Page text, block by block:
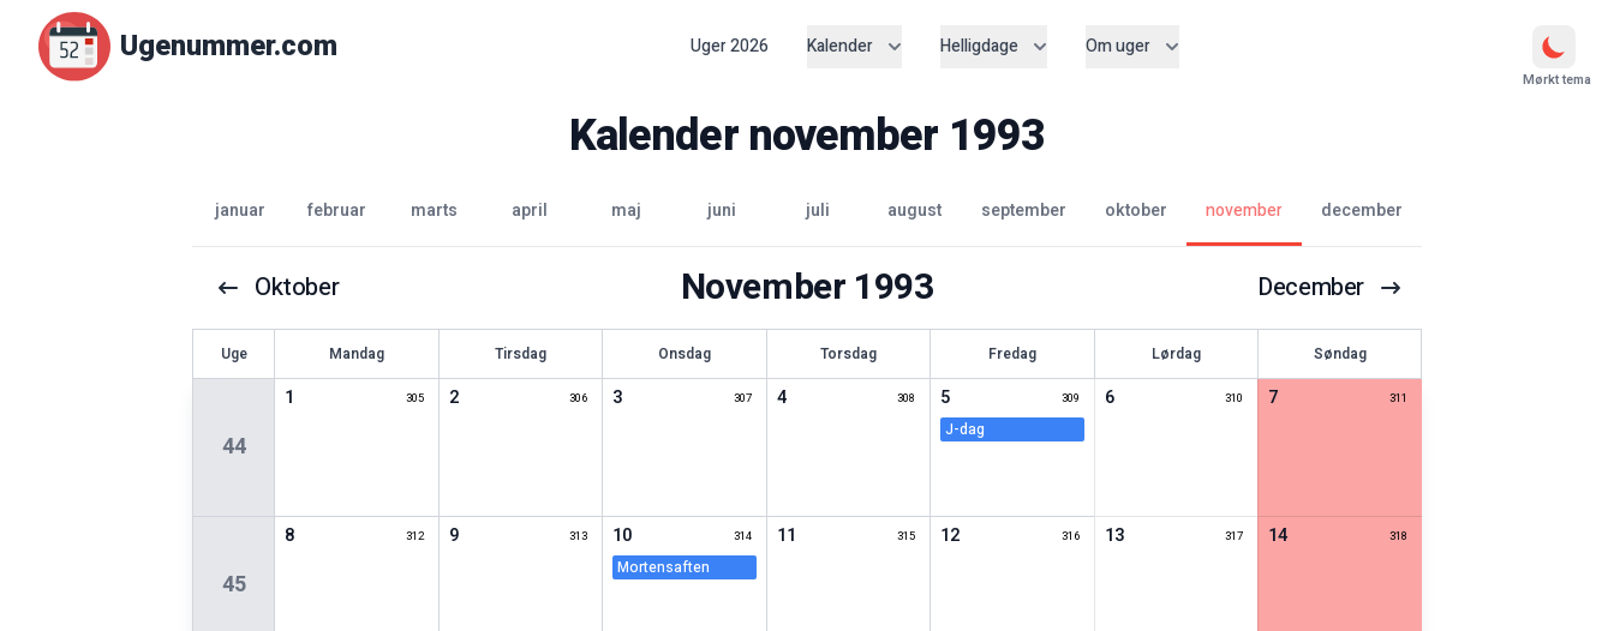
Ugenummer.com Uger2026 Kalender Helligdage Om uger
Mørkt tema
Kalendernovember 1993
januar februar marts april maj juni juli august september oktober november december
Oktober November 1993 December
Uge Mandag Tirsdag Onsdag Torsdag Fredag Lørdag Søndag
44
1 305 2 306 3 307 4 308 5 309
j-dag
6 310 7 311
45
8 312 9 313 10 314
mortensaften
11 315 12 316 13 317 14 318